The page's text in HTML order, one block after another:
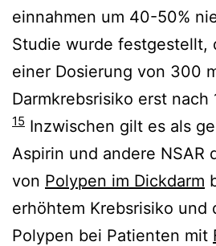
einnahmen um 40-50%
Studie wurde festgestellt,
einer Dosierung von 300
Darmkrebsrisiko erst nach
15 Inzwischen gilt es als
Aspirin und andere NSAR
von Polypen im Dickdarm
erhöhtem Krebsrisiko und
Polypen bei Patienten mit